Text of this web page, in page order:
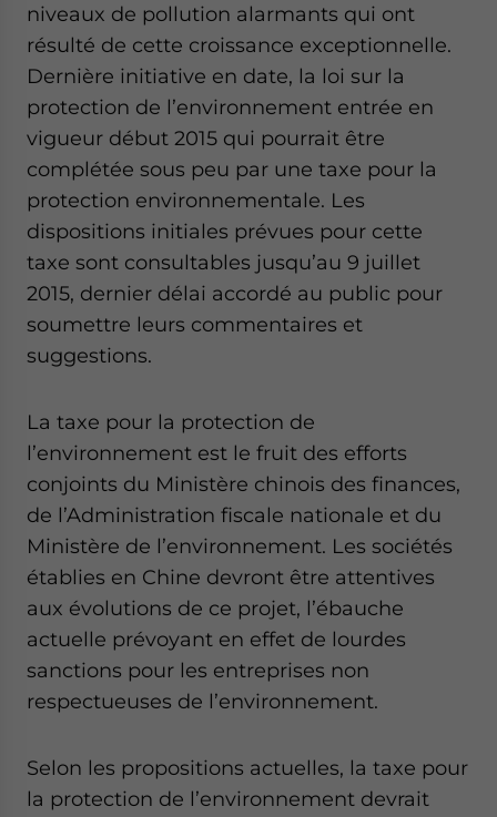
niveaux de pollution alarmants qui ont
résulté de cette croissance exceptionnelle.
Dernière initiative en date, la loi sur la
protection de l’environnement entrée en
vigueur début 2015 qui pourrait être
complétée sous peu par une taxe pour la
protection environnementale. Les
dispositions initiales prévues pour cette
taxe sont consultables jusqu’au 9 juillet
2015, dernier délai accordé au public pour
soumettre leurs commentaires et
suggestions.
La taxe pour la protection de
l’environnement est le fruit des efforts
conjoints du Ministère chinois des finances,
de l’Administration fiscale nationale et du
Ministère de l’environnement. Les sociétés
établies en Chine devront être attentives
aux évolutions de ce projet, l’ébauche
actuelle prévoyant en effet de lourdes
sanctions pour les entreprises non
respectueuses de l’environnement.
Selon les propositions actuelles, la taxe pour
la protection de l’environnement devrait
website. Please send me business news and updates
for Asia!
- case sensitive